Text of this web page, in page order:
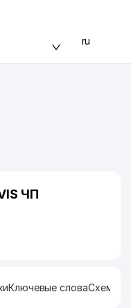
ru
ЧП
Ключевые словаСхема